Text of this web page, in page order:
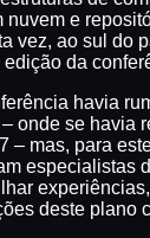
nuvem e
vez, ao sul do
edição da
havia
onde se havia
– mas, para
especialistas
deste plano